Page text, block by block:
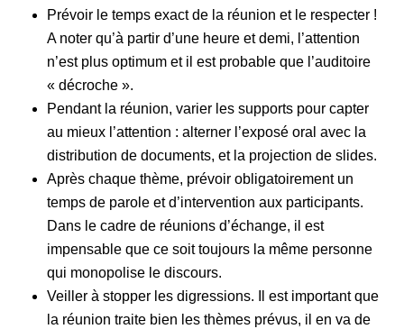
Prévoir le temps exact de la réunion et le respecter !
A noter qu’à partir d’une heure et demi, l’attention
n’est plus optimum et il est probable que l’auditoire
« décroche ».
Pendant la réunion, varier les supports pour capter
au mieux l’attention : alterner l’exposé oral avec la
distribution de documents, et la projection de slides.
Après chaque thème, prévoir obligatoirement un
temps de parole et d’intervention aux participants.
Dans le cadre de réunions d’échange, il est
impensable que ce soit toujours la même personne
qui monopolise le discours.
Veiller à stopper les digressions. Il est important que
la réunion traite bien les thèmes prévus, il en va de